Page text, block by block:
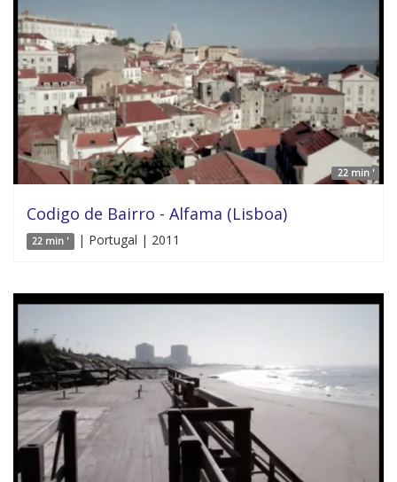
22 min '
Codigo de Bairro - Alfama (Lisboa)
22 min ' | Portugal | 2011